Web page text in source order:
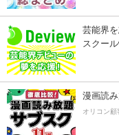
芸能界
スクー
漫画読
オリコン